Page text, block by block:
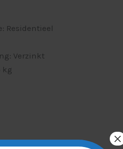
Residentieel
Verzinkt
kg
×